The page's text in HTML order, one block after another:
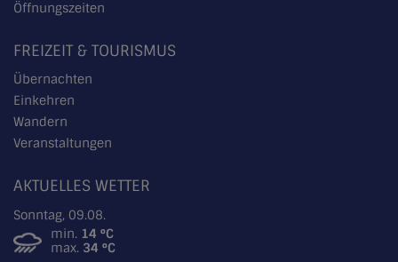
Öffnungszeiten
FREIZEIT & TOURISMUS
Übernachten
Einkehren
Wandern
Veranstaltungen
AKTUELLES WETTER
Sonntag, 09.08.
min. 14 °C
max. 34 °C